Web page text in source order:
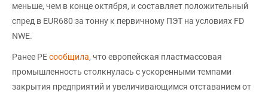
меньше, чем в конце октября, и составляет положительный
спред в EUR680 за тонну к первичному ПЭТ на условиях FD
NWE.
Ранее PEсообщила, что европейская пластмассовая
промышленность столкнулась с ускоренными темпами
закрытия предприятий и увеличивающимся отставанием от